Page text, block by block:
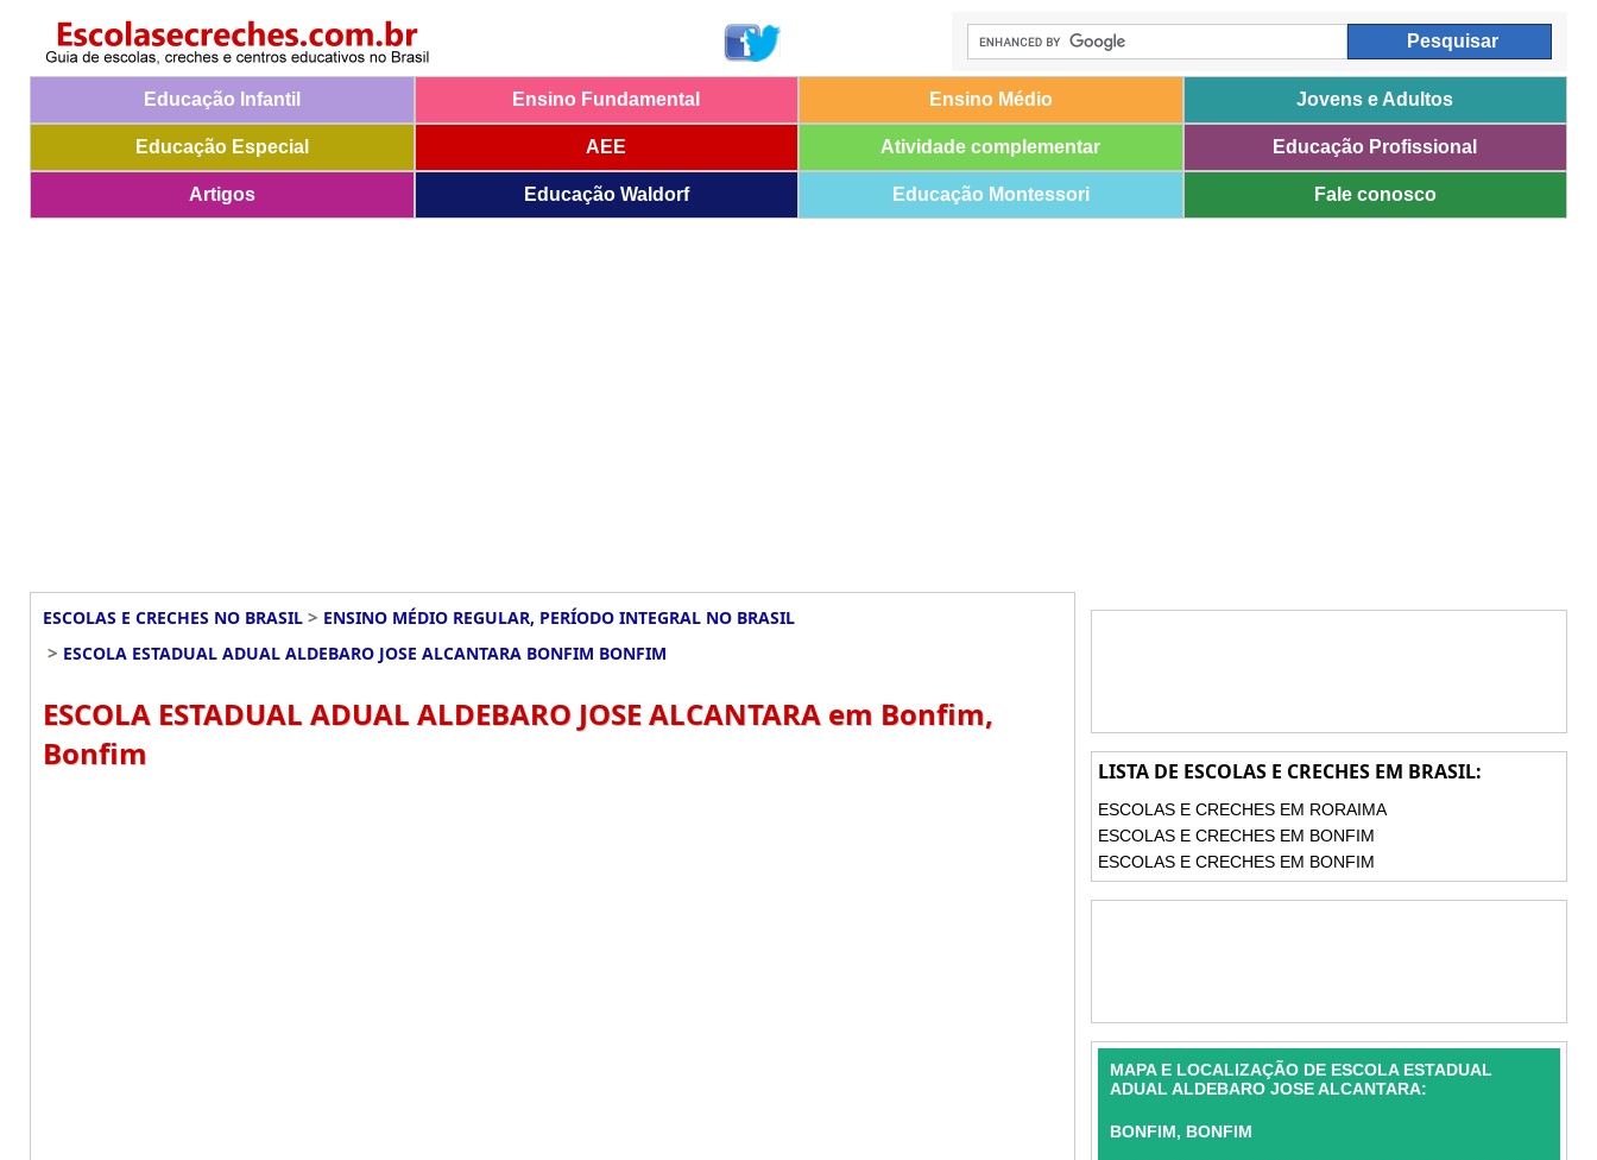
Educação Infantil Ensino Fundamental Ensino Médio Jovens e Adultos
Educação Especial AEE Atividade complementar Educação Profissional
Artigos Educação Waldorf Educação Montessori Fale conosco
ESCOLAS E CRECHES NO BRASIL > ENSINO MÉDIO REGULAR, PERÍODO INTEGRAL NO BRASIL
> ESCOLA ESTADUAL ADUAL ALDEBARO JOSE ALCANTARA BONFIM BONFIM
ESCOLA ESTADUAL ADUAL ALDEBARO JOSE ALCANTARA em Bonfim,
Bonfim
LISTA DE ESCOLAS E CRECHES EM BRASIL:
ESCOLAS E CRECHES EM RORAIMA
ESCOLAS E CRECHES EM BONFIM
ESCOLAS E CRECHES EM BONFIM
MAPA E LOCALIZAÇÃO DE ESCOLA ESTADUAL
ADUAL ALDEBARO JOSE ALCANTARA:
BONFIM, BONFIM